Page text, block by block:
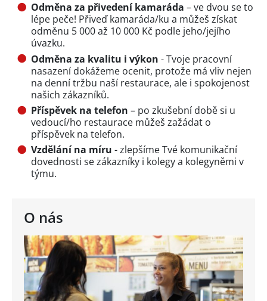
O nás
Odměna za přivedení kamaráda – ve dvou se to
lépe peče! Přiveď kamaráda/ku a můžeš získat
odměnu 5 000 až 10 000 Kč podle jeho/jejího
úvazku.
Odměna za kvalitu i výkon - Tvoje pracovní
nasazení dokážeme ocenit, protože má vliv nejen
na denní tržbu naší restaurace, ale i spokojenost
našich zákazníků.
Příspěvek na telefon – po zkušební době si u
vedoucí/ho restaurace můžeš zažádat o
příspěvek na telefon.
Vzdělání na míru - zlepšíme Tvé komunikační
dovednosti se zákazníky i kolegy a kolegyněmi v
týmu.